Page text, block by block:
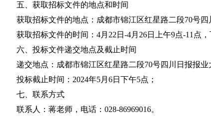
五、获取招标文件的地点和时间
获取招标文件的地点：成都市锦江区红星路二段70号四
获取招标文件的时间：4月22日-4月26日上午9点-11点，
六、投标文件递交地点及截止时间
递交地点：成都市锦江区红星路二段70号四川日报报业
投标截止时间：2024年5月6日下午5点；
七、联系方式
联系人：蒋老师，电话：028-86969016。